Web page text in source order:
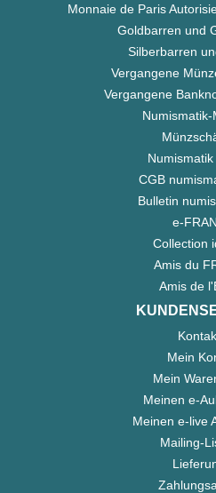
Monnaie de Paris
Goldbarren und
Silberbarren
Vergangene
Vergangene
Numismatik-
CGB
Bulletin
e-
Collection
Amis du
Amis de
Mein
Mein
Meinen e-
Meinen e-live
Mailing-